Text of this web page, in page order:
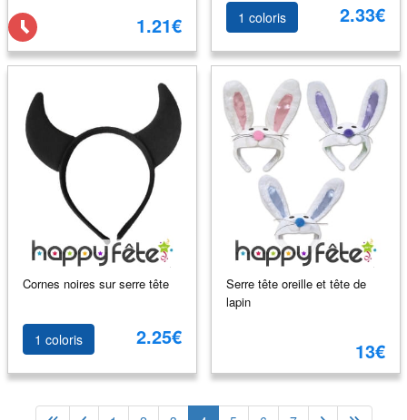
1.21€ 1 coloris 2.33€
Cornes noires sur serre tête
1 coloris 2.25€
Serre tête oreille et tête de
lapin
13€